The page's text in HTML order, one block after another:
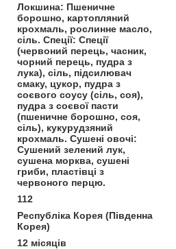
Локшина: Пшеничне
борошно, картопляний
крохмаль, рослинне масло,
сіль. Спеції: Спеції
(червоний перець, часник,
чорний перець, пудра з
лука), сіль, підсилювач
смаку, цукор, пудра з
соєвого соусу (сіль, соя),
пудра з соєвої пасти
(пшеничне борошно, соя,
сіль), кукурудзяний
крохмаль. Сушені овочі:
Сушений зелений лук,
сушена морква, сушені
гриби, пластівці з
червоного перцю.
112
Республіка Корея (Південна
Корея)
12 місяців